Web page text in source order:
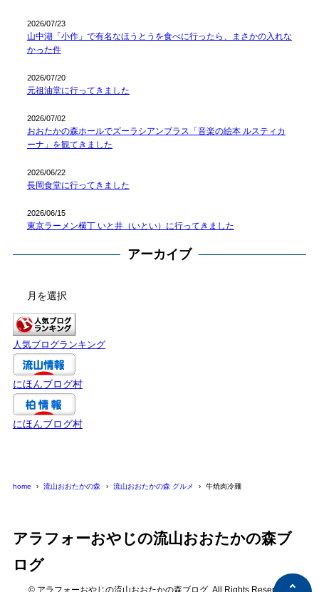
山中湖「小作」で有名なほうとうを食べに行ったら、まさかの入れな
かった件
2026/07/23
元祖油堂に行ってきました
2026/07/20
おおたかの森ホールでズーラシアンブラス「音楽の絵本 ルスティカ
ーナ」を観てきました
2026/07/02
長岡食堂に行ってきました
2026/06/22
東京ラーメン横丁 いと井（いとい）に行ってきました
2026/06/15
アーカイブ
カ
イ
ブ
人気ブログランキング
にほんブログ村
にほんブログ村
home 流山おおたかの森 流山おおたかの森 グルメ 牛焼肉冷麺
アラフォーおやじの流山おおたかの森ブ
ログ
© アラフォーおやじの流山おおたかの森ブログ. All Rights Reserved.